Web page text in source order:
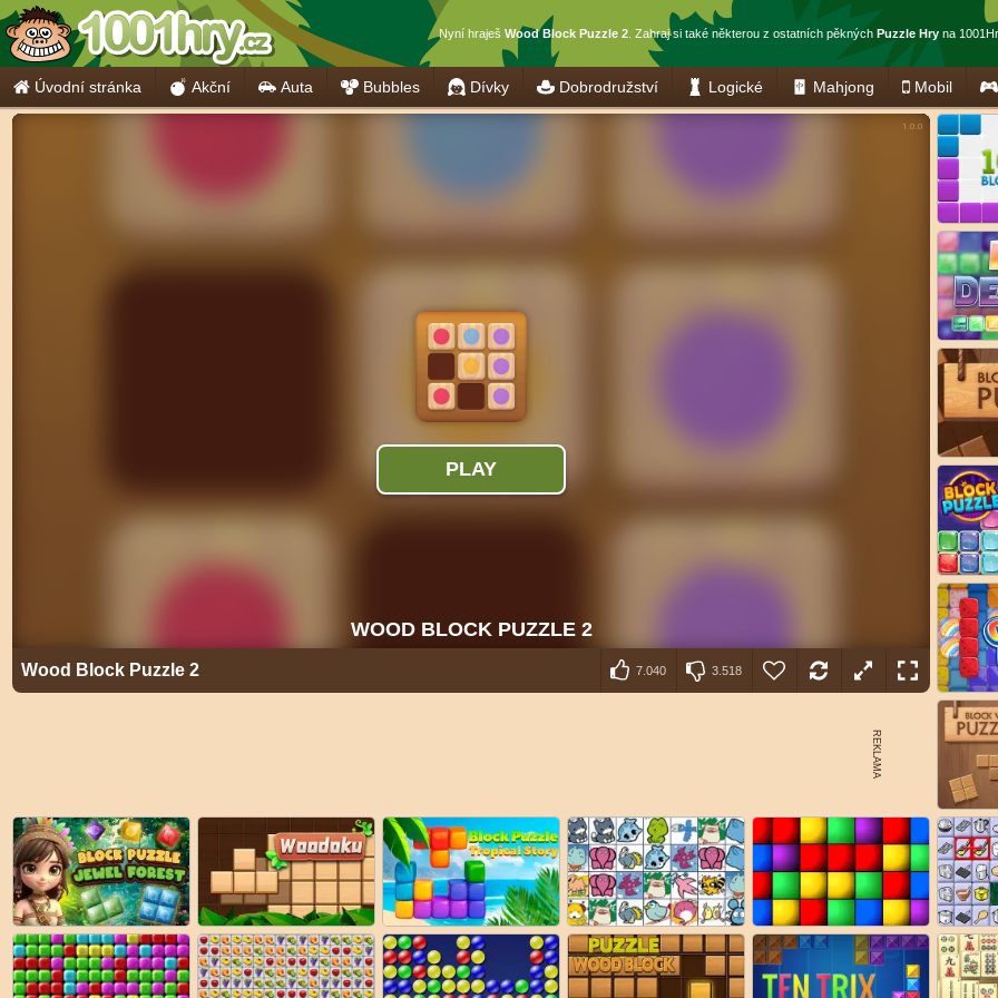
Nyní hraješ Wood Block Puzzle 2 . Zahraj si také některou z ostatních pěkných Puzzle Hry na
Úvodní stránka Akční Auta Bubbles Dívky Dobrodružství Logické Mahjong Mobil
Wood Block Puzzle 2 7.040 3.518